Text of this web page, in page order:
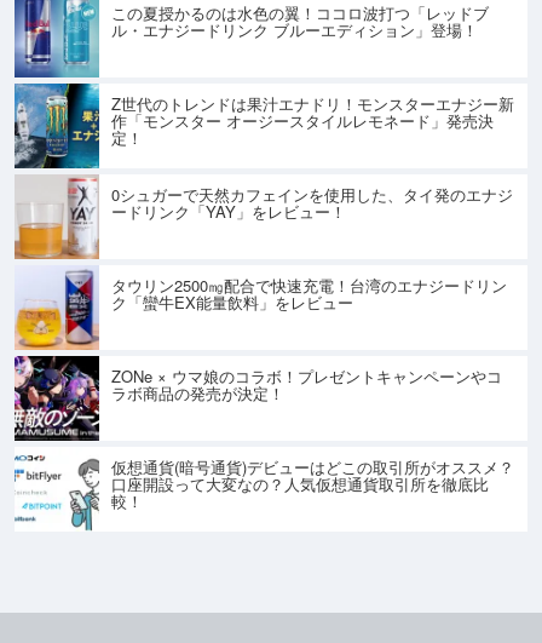
この夏授かるのは水色の翼！ココロ波打つ「レッドブ
ル・エナジードリンク ブルーエディション」登場！
Z世代のトレンドは果汁エナドリ！モンスターエナジー新
作「モンスター オージースタイルレモネード」発売決
定！
0シュガーで天然カフェインを使用した、タイ発のエナジ
ードリンク「YAY」をレビュー！
タウリン2500㎎配合で快速充電！台湾のエナジードリン
ク「蠻牛EX能量飲料」をレビュー
ZONe × ウマ娘のコラボ！プレゼントキャンペーンやコ
ラボ商品の発売が決定！
仮想通貨(暗号通貨)デビューはどこの取引所がオススメ？
口座開設って大変なの？人気仮想通貨取引所を徹底比
較！